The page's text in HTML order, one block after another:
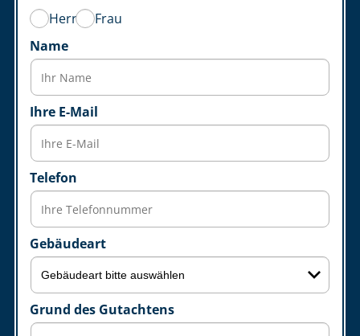
Herr
Frau
Name
Ihre E-Mail
Telefon
Gebäudeart
Grund des Gutachtens